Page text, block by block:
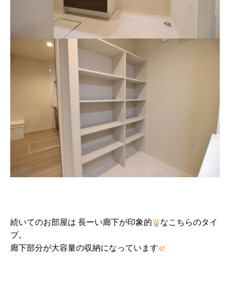
続いてのお部屋は 長ーい廊下が印象的
なこちらのタイ
プ。
廊下部分が大容量の収納になっています